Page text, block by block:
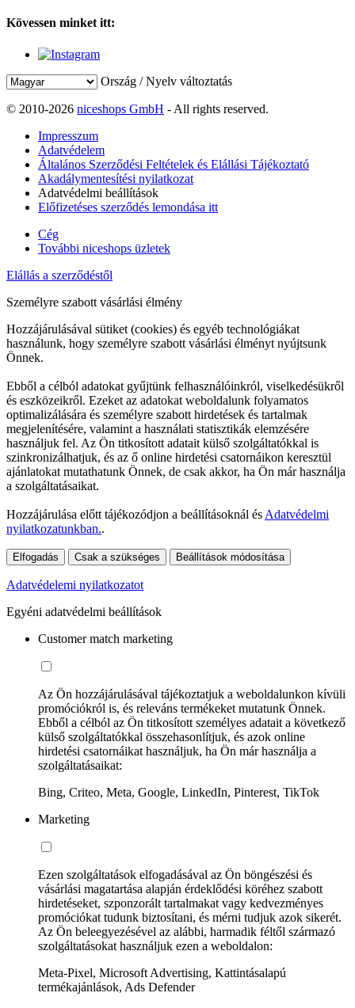
Kövessen minket itt:
Ország / Nyelv változtatás
© 2010-2026 niceshops GmbH - All rights reserved.
Impresszum
Adatvédelem
Általános Szerződési Feltételek és Elállási Tájékoztató
Akadálymentesítési nyilatkozat
Adatvédelmi beállítások
Előfizetéses szerződés lemondása itt
Cég
További niceshops üzletek
Elállás a szerződéstől
Személyre szabott vásárlási élmény
Hozzájárulásával sütiket (cookies) és egyéb technológiákat
használunk, hogy személyre szabott vásárlási élményt nyújtsunk
Önnek.
Ebből a célból adatokat gyűjtünk felhasználóinkról, viselkedésükről
és eszközeikről. Ezeket az adatokat weboldalunk folyamatos
optimalizálására és személyre szabott hirdetések és tartalmak
megjelenítésére, valamint a használati statisztikák elemzésére
használjuk fel. Az Ön titkosított adatait külső szolgáltatókkal is
szinkronizálhatjuk, és az ő online hirdetési csatornáikon keresztül
ajánlatokat mutathatunk Önnek, de csak akkor, ha Ön már használja
a szolgáltatásaikat.
Hozzájárulása előtt tájékozódjon a beállításoknál és Adatvédelmi
nyilatkozatunkban..
Elfogadás Csak a szükséges Beállítások módosítása
Adatvédelemi nyilatkozatot
Egyéni adatvédelmi beállítások
Customer match marketing
Az Ön hozzájárulásával tájékoztatjuk a weboldalunkon kívüli
promóciókról is, és releváns termékeket mutatunk Önnek.
Ebből a célból az Ön titkosított személyes adatait a következő
külső szolgáltatókkal összehasonlítjuk, és azok online
hirdetési csatornáikat használjuk, ha Ön már használja a
szolgáltatásaikat:
Bing, Criteo, Meta, Google, LinkedIn, Pinterest, TikTok
Marketing
Ezen szolgáltatások elfogadásával az Ön böngészési és
vásárlási magatartása alapján érdeklődési köréhez szabott
hirdetéseket, szponzorált tartalmakat vagy kedvezményes
promóciókat tudunk biztosítani, és mérni tudjuk azok sikerét.
Az Ön beleegyezésével az alábbi, harmadik féltől származó
szolgáltatásokat használjuk ezen a weboldalon:
Meta-Pixel, Microsoft Advertising, Kattintásalapú
termékajánlások, Ads Defender